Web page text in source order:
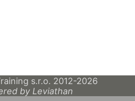
s.r.o. 2012-2026
by Leviathan